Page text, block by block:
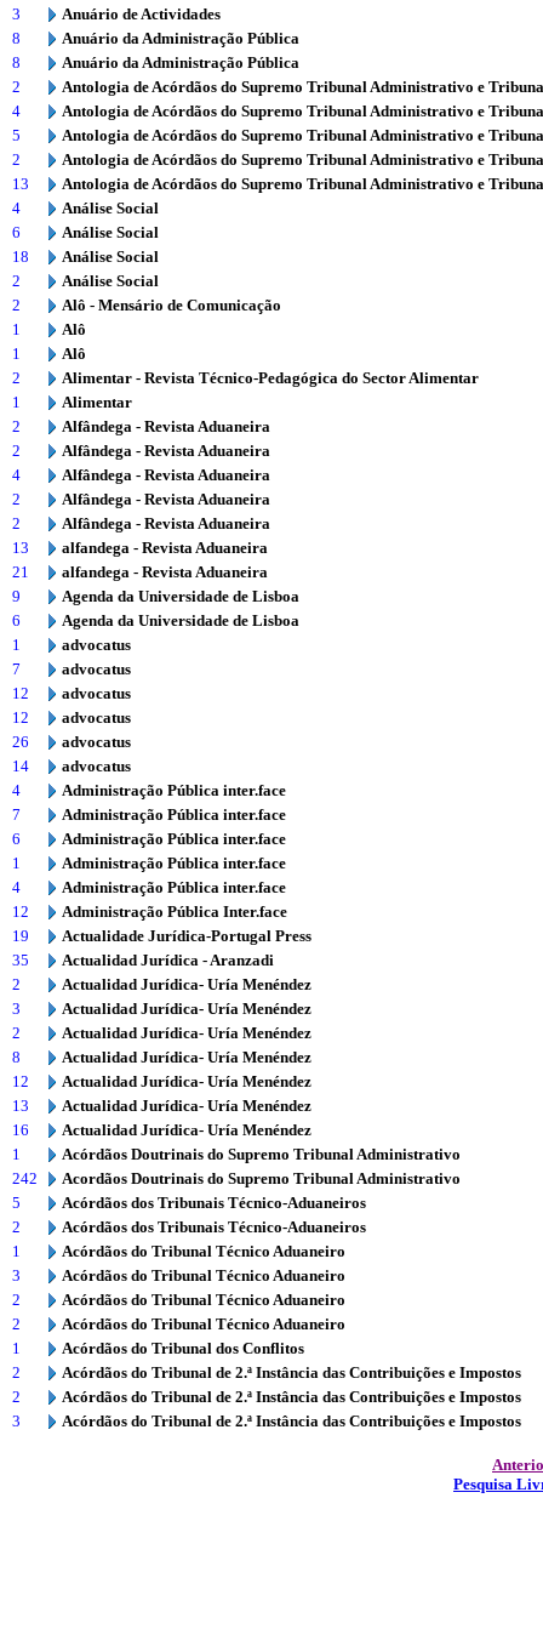
3
Anuário de Actividades
8
Anuário da Administração Pública
8
Anuário da Administração Pública
2
Antologia de Acórdãos do Supremo Tribunal Administrativo e
4
Antologia de Acórdãos do Supremo Tribunal Administrativo e
5
Antologia de Acórdãos do Supremo Tribunal Administrativo e
2
Antologia de Acórdãos do Supremo Tribunal Administrativo e
13
Antologia de Acórdãos do Supremo Tribunal Administrativo e
4
Análise Social
6
Análise Social
18
Análise Social
2
Análise Social
2
Alô - Mensário de Comunicação
1
Alô
1
Alô
2
Alimentar - Revista Técnico-Pedagógica do Sector Alimentar
1
Alimentar
2
Alfândega - Revista Aduaneira
2
Alfândega - Revista Aduaneira
4
Alfândega - Revista Aduaneira
2
Alfândega - Revista Aduaneira
2
Alfândega - Revista Aduaneira
13
alfandega - Revista Aduaneira
21
alfandega - Revista Aduaneira
9
Agenda da Universidade de Lisboa
6
Agenda da Universidade de Lisboa
1
advocatus
7
advocatus
12
advocatus
12
advocatus
26
advocatus
14
advocatus
4
Administração Pública inter.face
7
Administração Pública inter.face
6
Administração Pública inter.face
1
Administração Pública inter.face
4
Administração Pública inter.face
12
Administração Pública Inter.face
19
Actualidade Jurídica-Portugal Press
35
Actualidad Jurídica - Aranzadi
2
Actualidad Jurídica- Uría Menéndez
3
Actualidad Jurídica- Uría Menéndez
2
Actualidad Jurídica- Uría Menéndez
8
Actualidad Jurídica- Uría Menéndez
12
Actualidad Jurídica- Uría Menéndez
13
Actualidad Jurídica- Uría Menéndez
16
Actualidad Jurídica- Uría Menéndez
1
Acórdãos Doutrinais do Supremo Tribunal Administrativo
242
Acordãos Doutrinais do Supremo Tribunal Administrativo
5
Acórdãos dos Tribunais Técnico-Aduaneiros
2
Acórdãos dos Tribunais Técnico-Aduaneiros
1
Acórdãos do Tribunal Técnico Aduaneiro
3
Acórdãos do Tribunal Técnico Aduaneiro
2
Acórdãos do Tribunal Técnico Aduaneiro
2
Acórdãos do Tribunal Técnico Aduaneiro
1
Acórdãos do Tribunal dos Conflitos
2
Acórdãos do Tribunal de 2.ª Instância das Contribuições e Impostos
2
Acórdãos do Tribunal de 2.ª Instância das Contribuições e Impostos
3
Acórdãos do Tribunal de 2.ª Instância das Contribuições e Impostos
Pesquisa